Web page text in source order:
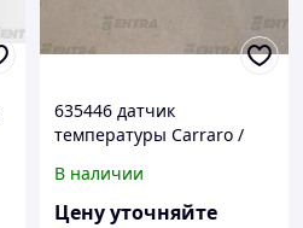
635446 датчик
температуры Carraro /
В наличии
Цену уточняйте